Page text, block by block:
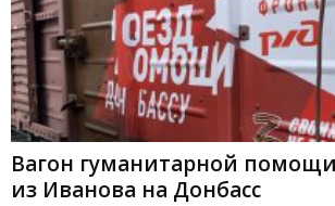
Вагон гуманитарной
из Иванова на Донбасс